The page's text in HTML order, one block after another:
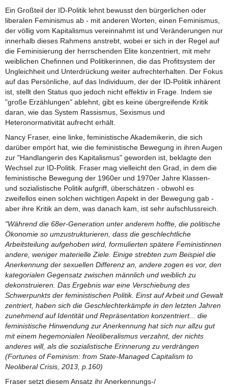
Ein Großteil der ID-Politik lehnt bewusst den bürgerlichen oder
liberalen Feminismus ab - mit anderen Worten, einen Feminismus,
der völlig vom Kapitalismus vereinnahmt ist und Veränderungen nur
innerhalb dieses Rahmens anstrebt, wobei er sich in der Regel auf
die Feminisierung der herrschenden Elite konzentriert, mit mehr
weiblichen Chefinnen und Politikerinnen, die das Profitsystem der
Ungleichheit und Unterdrückung weiter aufrechterhalten. Der Fokus
auf das Persönliche, auf das Individuum, der der ID-Politik inhärent
ist, stellt den Status quo jedoch nicht effektiv in Frage. Indem sie
"große Erzählungen" ablehnt, gibt es keine übergreifende Kritik
daran, wie das System Rassismus, Sexismus und
Heteronormativität aufrecht erhält.
Nancy Fraser, eine linke, feministische Akademikerin, die sich
darüber empört hat, wie die feministische Bewegung in ihren Augen
zur "Handlangerin des Kapitalismus" geworden ist, beklagte den
Wechsel zur ID-Politik. Fraser mag vielleicht den Grad, in dem die
feministische Bewegung der 1960er und 1970er Jahre Klassen-
und sozialistische Politik aufgriff, überschätzen - obwohl es
zweifellos einen solchen wichtigen Aspekt in der Bewegung gab -
aber ihre Kritik an dem, was danach kam, ist sehr aufschlussreich.
"Während die 68er-Generation unter anderem hoffte, die politische
Ökonomie so umzustrukturieren, dass die geschlechtliche
Arbeitsteilung aufgehoben wird, formulierten spätere Feministinnen
andere, weniger materielle Ziele. Einige strebten zum Beispiel die
Anerkennung der sexuellen Differenz an, andere zogen es vor, den
kategorialen Gegensatz zwischen männlich und weiblich zu
dekonstruieren. Das Ergebnis war eine Verschiebung des
Schwerpunkts der feministischen Politik. Einst auf Arbeit und Gewalt
zentriert, haben sich die Geschlechterkämpfe in den letzten Jahren
zunehmend auf Identität und Repräsentation konzentriert... die
feministische Hinwendung zur Anerkennung hat sich nur allzu gut
mit einem hegemonialen Neoliberalismus verzahnt, der nichts
anderes will, als die sozialistische Erinnerung zu verdrängen
(Fortunes of Feminism: from State-Managed Capitalism to
Neoliberal Crisis, 2013, p.160)
Fraser setzt diesem Ansatz ihr Anerkennungs-/